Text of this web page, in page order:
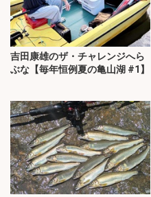
吉田康雄のザ・チャレンジへら
ぶな【毎年恒例夏の亀山湖 #1】